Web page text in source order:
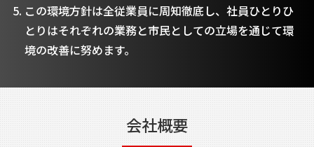
この環境方針は全従業員に周知徹底し、社員ひとりひ
とりはそれぞれの業務と市民としての立場を通じて環
境の改善に努めます。
会社概要